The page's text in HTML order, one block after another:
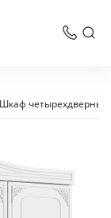
Шкаф четырехдверный